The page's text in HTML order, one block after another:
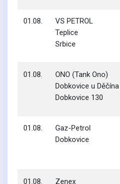
01.08.
VS PETROL
Teplice
Srbice
01.08.
ONO (Tank Ono)
Dobkovice u Děčína
Dobkovice 130
01.08.
Gaz-Petrol
Dobkovice
01.08.
Zenex